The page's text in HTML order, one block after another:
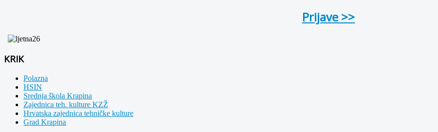
Prijave >>
KRIK
Polazna
HSIN
Srednja škola Krapina
Zajednica teh. kulture KZŽ
Hrvatska zajednica tehničke kulture
Grad Krapina